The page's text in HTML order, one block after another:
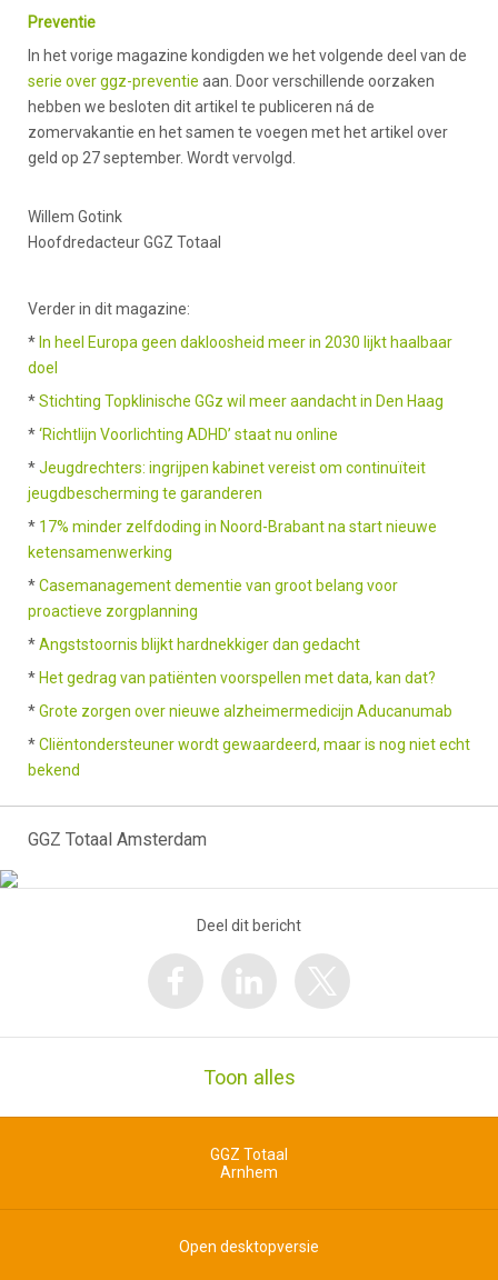
Preventie
In het vorige magazine kondigden we het volgende deel van de
serie over ggz-preventie aan. Door verschillende oorzaken
hebben we besloten dit artikel te publiceren ná de
zomervakantie en het samen te voegen met het artikel over
geld op 27 september. Wordt vervolgd.
Willem Gotink
Hoofdredacteur GGZ Totaal
Verder in dit magazine:
* In heel Europa geen dakloosheid meer in 2030 lijkt haalbaar
doel
*Stichting Topklinische GGz wil meer aandacht in Den Haag
*‘Richtlijn Voorlichting ADHD’ staat nu online
*Jeugdrechters: ingrijpen kabinet vereist om continuïteit
jeugdbescherming te garanderen
* 17% minder zelfdoding in Noord-Brabant na start nieuwe
ketensamenwerking
*Casemanagement dementie van groot belang voor
proactieve zorgplanning
*Angststoornis blijkt hardnekkiger dan gedacht
* Het gedrag van patiënten voorspellen met data, kan dat?
*Grote zorgen over nieuwe alzheimermedicijn Aducanumab
*Cliëntondersteuner wordt gewaardeerd, maar is nog niet echt
bekend
GGZ Totaal Amsterdam
Deel dit bericht
Toon alles
GGZ Totaal
Arnhem
Open desktopversie